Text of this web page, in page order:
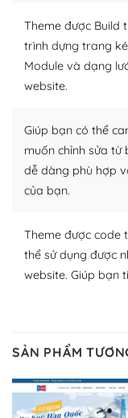
– Đa dạng plugin
Plugin mở rộng
WordPress để
nhiều plugin trả
Nhờ lượng người
plugin của
thích chọn lựa
lập website của
– Dễ sử dụng
Với mọi Hosting
Và bạn có toàn
trang web
Dễ dàng lựa chọn
Theme được Build
trình dựng trang
Module và dạng
website.
Giúp bạn có thể
muốn chỉnh sửa từ
dễ dàng phù hợp
của bạn.
Theme được code
thể sử dụng được
website. Giúp bạn
SẢN PHẨM